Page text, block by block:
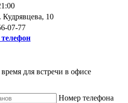
10
07-77
для встречи в офисе
Номер телефона